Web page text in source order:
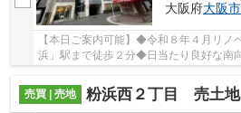
大阪府大阪
【本日ご案内可能】◆令和８年４月リ
浜」駅まで徒歩２分◆日当たり良好な南
売買 | 売地
粉浜西２丁目 売土地